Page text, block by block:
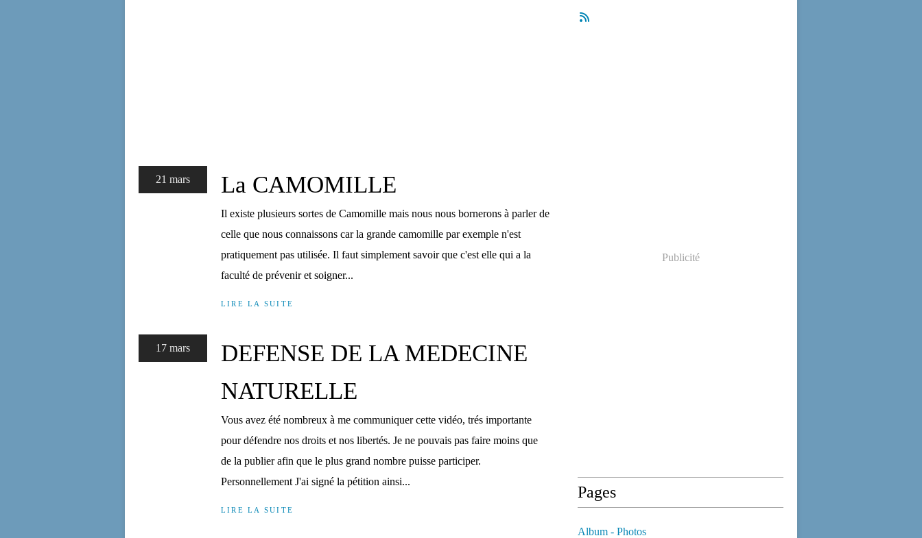
21 mars La CAMOMILLE
Il existe plusieurs sortes de Camomille mais nous nous bornerons à parler de
celle que nous connaissons car la grande camomille par exemple n'est
pratiquement pas utilisée. Il faut simplement savoir que c'est elle qui a la
faculté de prévenir et soigner...
LIRE LA SUITE
17 mars
DEFENSE DE LA MEDECINE
NATURELLE
Vous avez été nombreux à me communiquer cette vidéo, trés importante
pour défendre nos droits et nos libertés. Je ne pouvais pas faire moins que
de la publier afin que le plus grand nombre puisse participer.
Personnellement J'ai signé la pétition ainsi...
LIRE LA SUITE
Publicité
Pages
Album - Photos